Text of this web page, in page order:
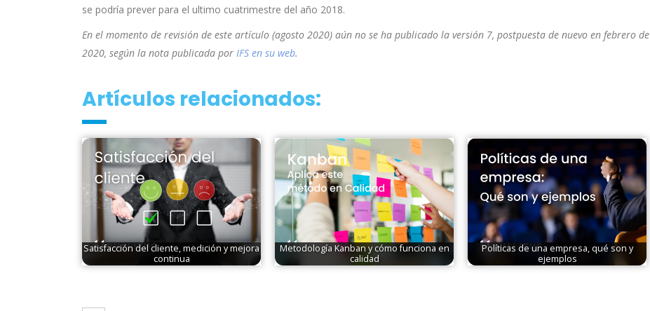
se podría prever para el ultimo cuatrimestre del año 2018.
En el momento de revisión de este artículo (agosto 2020) aún no se ha publicado la versión 7, postpuesta de nuevo en febrero de
2020, según la nota publicada por IFS en su web.
Artículos relacionados:
Satisfacción del cliente, medición y mejora
continua
Metodología Kanban y cómo funciona en
calidad
Políticas de una empresa, qué son y
ejemplos